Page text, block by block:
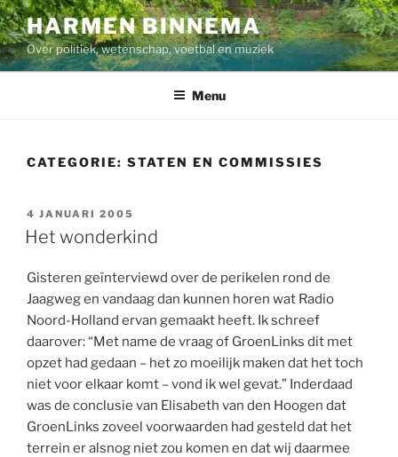
Ga
naar
de
inhoud
HARMEN BINNEMA
Over politiek, wetenschap, voetbal en muziek
Menu
CATEGORIE: STATEN EN COMMISSIES
GEPLAATST
OP
4 JANUARI 2005
Het wonderkind
Gisteren geïnterviewd over de perikelen rond de
Jaagweg en vandaag dan kunnen horen wat Radio
Noord-Holland ervan gemaakt heeft. Ik schreef
daarover: “Met name de vraag of GroenLinks dit met
opzet had gedaan – het zo moeilijk maken dat het toch
niet voor elkaar komt – vond ik wel gevat.” Inderdaad
was de conclusie van Elisabeth van den Hoogen dat
GroenLinks zoveel voorwaarden had gesteld dat het
terrein er alsnog niet zou komen en dat wij daarmee